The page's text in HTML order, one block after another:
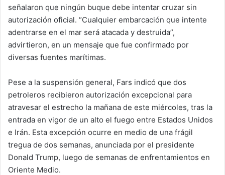
señalaron que ningún buque debe intentar cruzar sin
autorización oficial. “Cualquier embarcación que intente
adentrarse en el mar será atacada y destruida”,
advirtieron, en un mensaje que fue confirmado por
diversas fuentes marítimas.
Pese a la suspensión general, Fars indicó que dos
petroleros recibieron autorización excepcional para
atravesar el estrecho la mañana de este miércoles, tras la
entrada en vigor de un alto el fuego entre Estados Unidos
e Irán. Esta excepción ocurre en medio de una frágil
tregua de dos semanas, anunciada por el presidente
Donald Trump, luego de semanas de enfrentamientos en
Oriente Medio.